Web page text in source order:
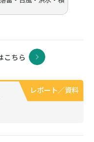
雷・台風・洪水・積
）
管理